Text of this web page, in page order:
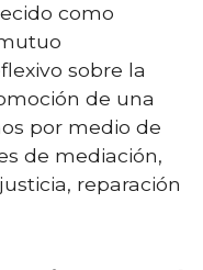
como
sobre la
de una
por medio de
de mediación,
reparación